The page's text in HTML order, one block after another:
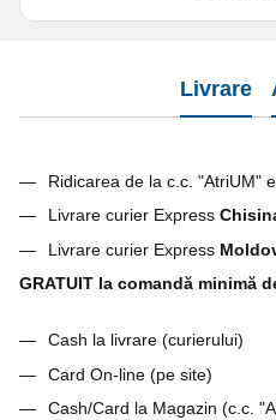
Livrare
Ridicarea de la c.c. "AtriUM"
Livrare curier Express
Livrare curier Express
GRATUIT la comandă minimă
Cash la livrare (curierului)
Card On-line (pe site)
Cash/Card la Magazin (c.c.